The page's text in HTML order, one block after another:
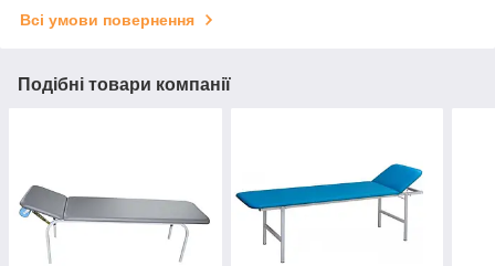
Всі умови повернення
Подібні товари компанії